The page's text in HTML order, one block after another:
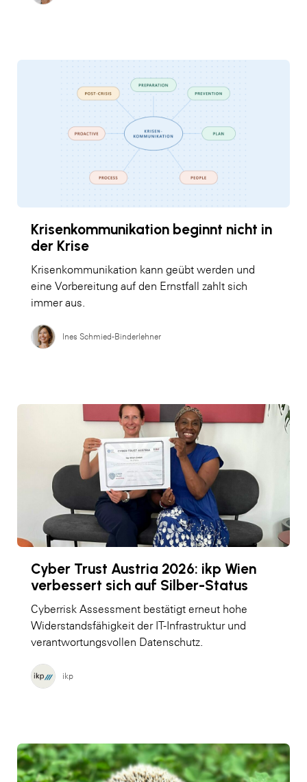
Krisenkommunikation beginnt nicht in
der Krise
Krisenkommunikation kann geübt werden und
eine Vorbereitung auf den Ernstfall zahlt sich
immer aus.
Ines Schmied-Binderlehner
Cyber Trust Austria 2026: ikp Wien
verbessert sich auf Silber-Status
Cyberrisk Assessment bestätigt erneut hohe
Widerstandsfähigkeit der IT-Infrastruktur und
verantwortungsvollen Datenschutz.
ikp